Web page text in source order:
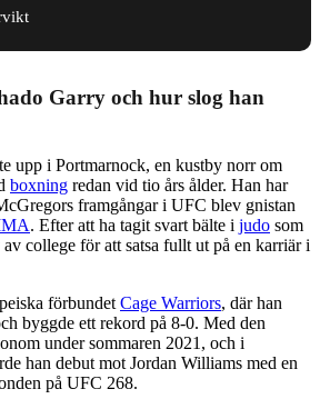
Garry och hur slog han
upp i Portmarnock, en kustby norr om
boxning redan vid tio års ålder. Han har
framgångar i UFC blev gnistan
. Efter att ha tagit svart bälte i judo som
college för att satsa fullt ut på en karriär i
förbundet Cage Warriors, där han
byggde ett rekord på 8-0. Med den
under sommaren 2021, och i
han debut mot Jordan Williams med en
på UFC 268.